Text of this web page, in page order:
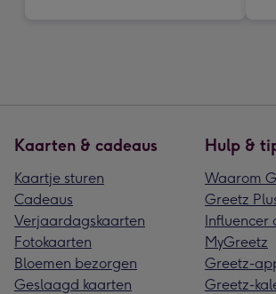
Kaarten & cadeaus
Kaartje sturen
Cadeaus
Verjaardagskaarten
Fotokaarten
Bloemen bezorgen
Geslaagd kaarten
Hulp &
Waarom
Greetz
Influencer
MyGreetz
Greetz-
Greetz-